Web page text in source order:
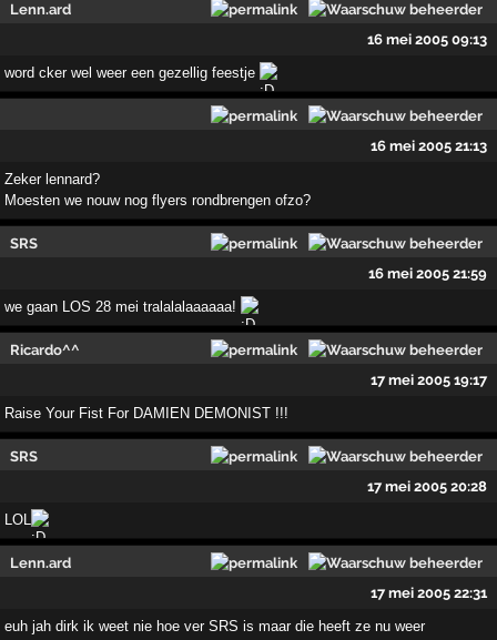
Lenn.ard
16 mei 2005 09:13
word cker wel weer een gezellig feestje
16 mei 2005 21:13
Zeker lennard?
Moesten we nouw nog flyers rondbrengen ofzo?
SRS
16 mei 2005 21:59
we gaan LOS 28 mei tralalalaaaaaa!
Ricardo^^
17 mei 2005 19:17
Raise Your Fist For DAMIEN DEMONIST !!!
SRS
17 mei 2005 20:28
LOL
Lenn.ard
17 mei 2005 22:31
euh jah dirk ik weet nie hoe ver SRS is maar die heeft ze nu weer